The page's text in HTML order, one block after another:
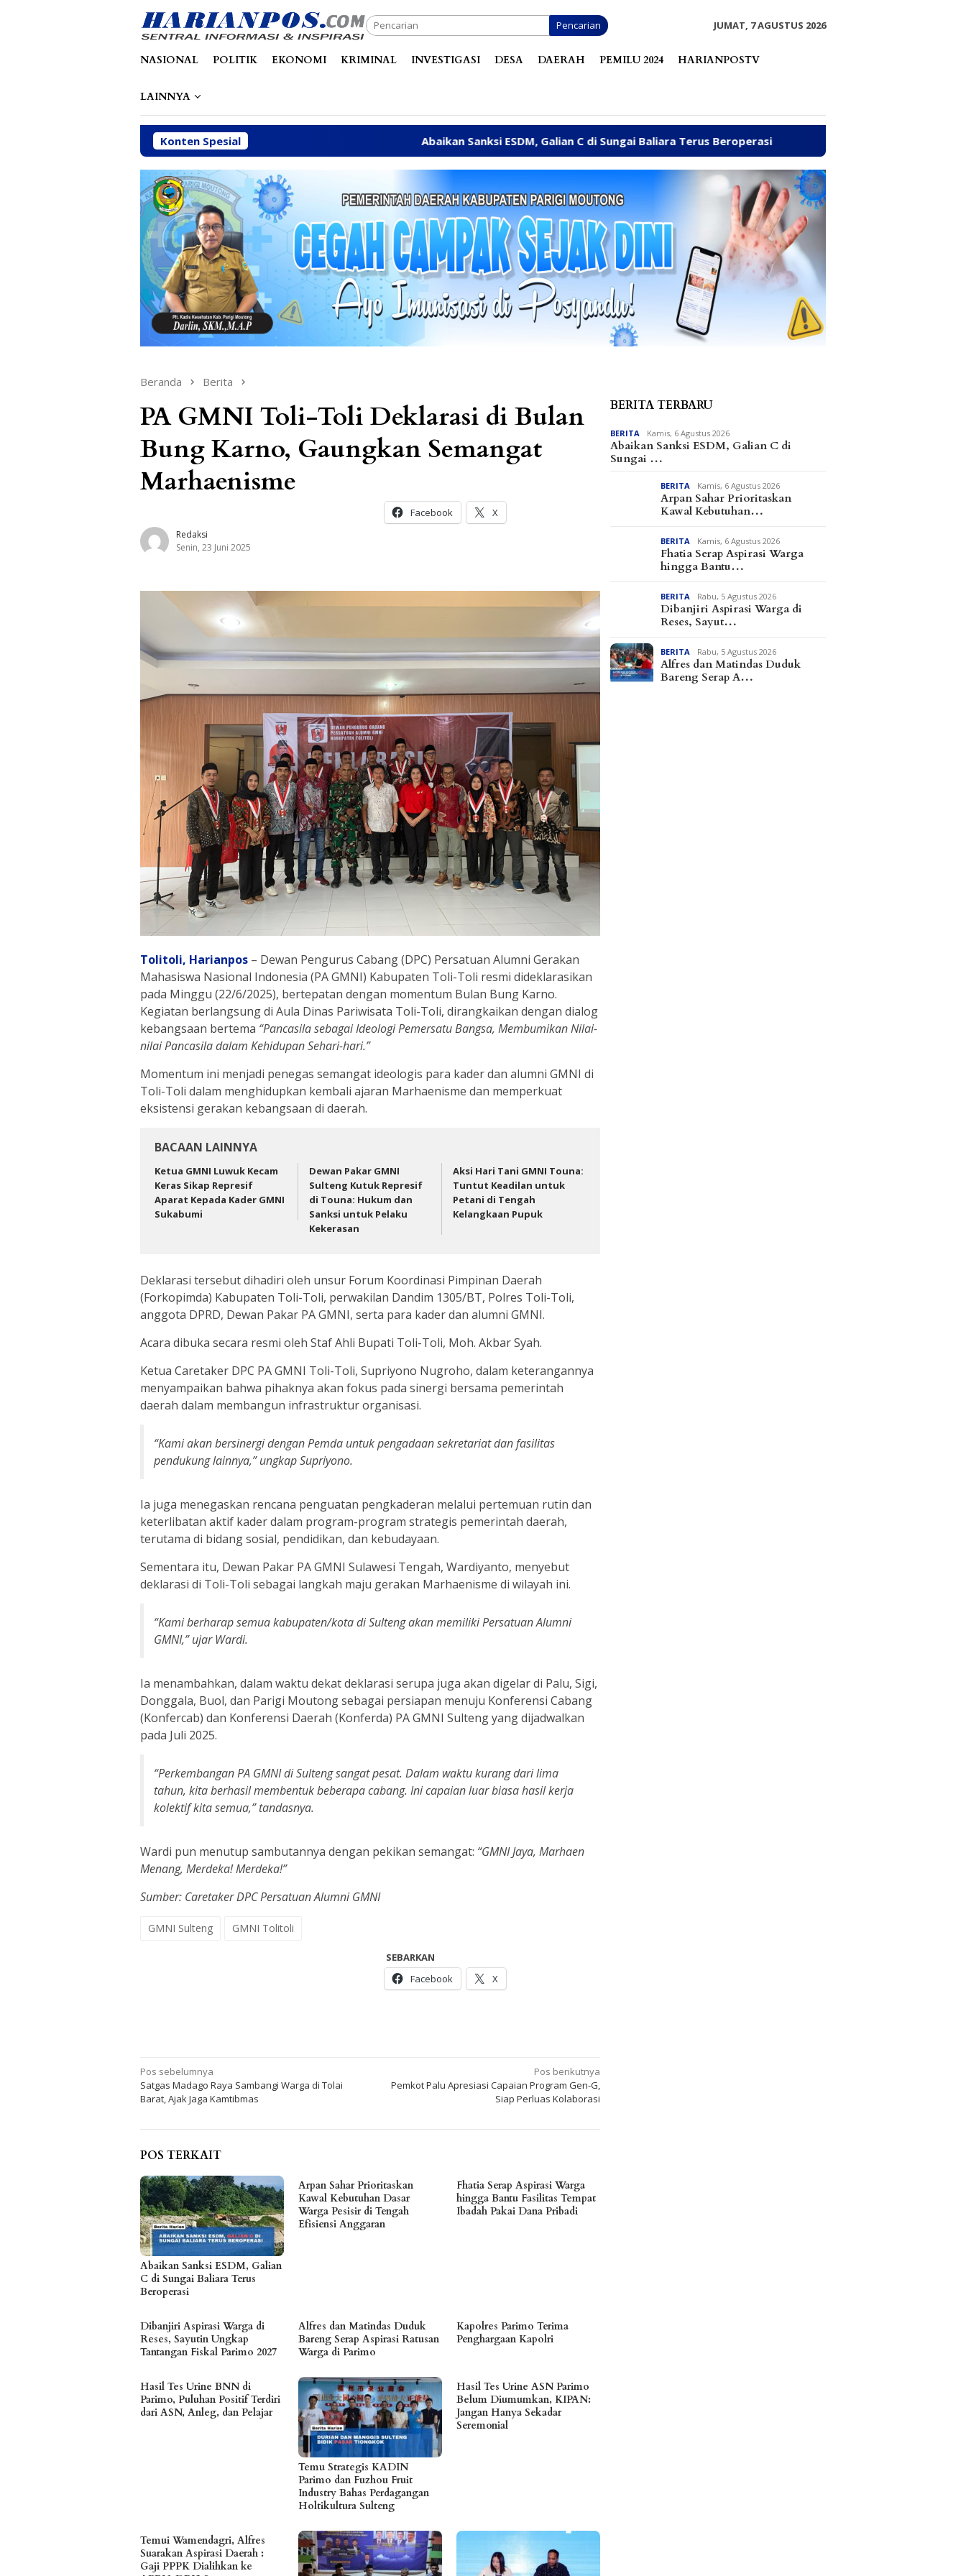
Pencarian JUMAT, 7 AGUSTUS 2026
NASIONAL POLITIK EKONOMI KRIMINAL INVESTIGASI DESA DAERAH PEMILU 2024 HARIANPOSTV
LAINNYA
Konten Spesial Abaikan Sanksi ESDM, Galian C di Sungai Baliara Terus Beroperasi Arpan Sahar Prioritaskan Kawal
Beranda Berita
PA GMNI Toli-Toli Deklarasi di Bulan
Bung Karno, Gaungkan Semangat
Marhaenisme
Redaksi
Senin, 23 Juni 2025
Facebook X
Tolitoli, Harianpos – Dewan Pengurus Cabang (DPC) Persatuan Alumni Gerakan
Mahasiswa Nasional Indonesia (PA GMNI) Kabupaten Toli-Toli resmi dideklarasikan
pada Minggu (22/6/2025), bertepatan dengan momentum Bulan Bung Karno.
Kegiatan berlangsung di Aula Dinas Pariwisata Toli-Toli, dirangkaikan dengan dialog
kebangsaan bertema “Pancasila sebagai Ideologi Pemersatu Bangsa, Membumikan Nilai-
nilai Pancasila dalam Kehidupan Sehari-hari.”
Momentum ini menjadi penegas semangat ideologis para kader dan alumni GMNI di
Toli-Toli dalam menghidupkan kembali ajaran Marhaenisme dan memperkuat
eksistensi gerakan kebangsaan di daerah.
BACAAN LAINNYA
Ketua GMNI Luwuk Kecam
Keras Sikap Represif
Aparat Kepada Kader GMNI
Sukabumi
Dewan Pakar GMNI
Sulteng Kutuk Represif
di Touna: Hukum dan
Sanksi untuk Pelaku
Kekerasan
Aksi Hari Tani GMNI Touna:
Tuntut Keadilan untuk
Petani di Tengah
Kelangkaan Pupuk
Deklarasi tersebut dihadiri oleh unsur Forum Koordinasi Pimpinan Daerah
(Forkopimda) Kabupaten Toli-Toli, perwakilan Dandim 1305/BT, Polres Toli-Toli,
anggota DPRD, Dewan Pakar PA GMNI, serta para kader dan alumni GMNI.
Acara dibuka secara resmi oleh Staf Ahli Bupati Toli-Toli, Moh. Akbar Syah.
Ketua Caretaker DPC PA GMNI Toli-Toli, Supriyono Nugroho, dalam keterangannya
menyampaikan bahwa pihaknya akan fokus pada sinergi bersama pemerintah
daerah dalam membangun infrastruktur organisasi.
“Kami akan bersinergi dengan Pemda untuk pengadaan sekretariat dan fasilitas
pendukung lainnya,” ungkap Supriyono.
Ia juga menegaskan rencana penguatan pengkaderan melalui pertemuan rutin dan
keterlibatan aktif kader dalam program-program strategis pemerintah daerah,
terutama di bidang sosial, pendidikan, dan kebudayaan.
Sementara itu, Dewan Pakar PA GMNI Sulawesi Tengah, Wardiyanto, menyebut
deklarasi di Toli-Toli sebagai langkah maju gerakan Marhaenisme di wilayah ini.
“Kami berharap semua kabupaten/kota di Sulteng akan memiliki Persatuan Alumni
GMNI,” ujar Wardi.
Ia menambahkan, dalam waktu dekat deklarasi serupa juga akan digelar di Palu, Sigi,
Donggala, Buol, dan Parigi Moutong sebagai persiapan menuju Konferensi Cabang
(Konfercab) dan Konferensi Daerah (Konferda) PA GMNI Sulteng yang dijadwalkan
pada Juli 2025.
“Perkembangan PA GMNI di Sulteng sangat pesat. Dalam waktu kurang dari lima
tahun, kita berhasil membentuk beberapa cabang. Ini capaian luar biasa hasil kerja
kolektif kita semua,” tandasnya.
Wardi pun menutup sambutannya dengan pekikan semangat: “GMNI Jaya, Marhaen
Menang, Merdeka! Merdeka!”
Sumber: Caretaker DPC Persatuan Alumni GMNI
GMNI Sulteng GMNI Tolitoli
SEBARKAN
Facebook
X
Navigasi
pos
Pos sebelumnya
Satgas Madago Raya Sambangi Warga di Tolai
Barat, Ajak Jaga Kamtibmas
Pos berikutnya
Pemkot Palu Apresiasi Capaian Program Gen-G,
Siap Perluas Kolaborasi
POS TERKAIT
Abaikan Sanksi ESDM, Galian
C di Sungai Baliara Terus
Beroperasi
Arpan Sahar Prioritaskan
Kawal Kebutuhan Dasar
Warga Pesisir di Tengah
Efisiensi Anggaran
Fhatia Serap Aspirasi Warga
hingga Bantu Fasilitas Tempat
Ibadah Pakai Dana Pribadi
Dibanjiri Aspirasi Warga di
Reses, Sayutin Ungkap
Tantangan Fiskal Parimo 2027
Alfres dan Matindas Duduk
Bareng Serap Aspirasi Ratusan
Warga di Parimo
Kapolres Parimo Terima
Penghargaan Kapolri
Hasil Tes Urine BNN di
Parimo, Puluhan Positif Terdiri
dari ASN, Anleg, dan Pelajar
Temu Strategis KADIN
Parimo dan Fuzhou Fruit
Industry Bahas Perdagangan
Holtikultura Sulteng
Hasil Tes Urine ASN Parimo
Belum Diumumkan, KIPAN:
Jangan Hanya Sekadar
Seremonial
Temui Wamendagri, Alfres
Suarakan Aspirasi Daerah :
Gaji PPPK Dialihkan ke
BERITA TERBARU
BERITA Kamis, 6 Agustus 2026
Abaikan Sanksi ESDM, Galian C di
Sungai …
BERITA Kamis, 6 Agustus 2026
Arpan Sahar Prioritaskan
Kawal Kebutuhan…
BERITA Kamis, 6 Agustus 2026
Fhatia Serap Aspirasi Warga
hingga Bantu…
BERITA Rabu, 5 Agustus 2026
Dibanjiri Aspirasi Warga di
Reses, Sayut…
BERITA Rabu, 5 Agustus 2026
Alfres dan Matindas Duduk
Bareng Serap A…